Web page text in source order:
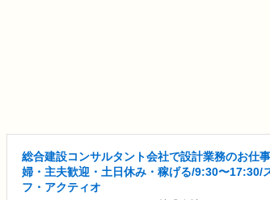
総合建設コンサルタント会社で設計業務のお仕
婦・主夫歓迎・土日休み・稼げる/9:30〜17:30/
フ・アクティオ